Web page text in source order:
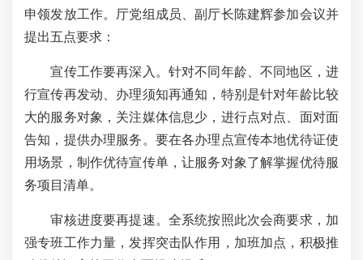
申领发放工作。厅党组成员、副厅长陈建辉参加会议并
提出五点要求：
宣传工作要再深入。针对不同年龄、不同地区，进
行宣传再发动、办理须知再通知，特别是针对年龄比较
大的服务对象，关注媒体信息少，进行点对点、面对面
告知，提供办理服务。要在各办理点宣传本地优待证使
用场景，制作优待宣传单，让服务对象了解掌握优待服
务项目清单。
审核进度要再提速。全系统按照此次会商要求，加
强专班工作力量，发挥突击队作用，加班加点，积极推